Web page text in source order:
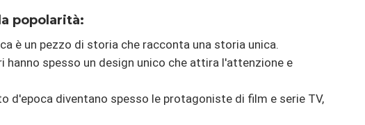
popolarità:
è un pezzo di storia che racconta una storia unica.
hanno spesso un design unico che attira l'attenzione e
d'epoca diventano spesso le protagoniste di film e serie TV,